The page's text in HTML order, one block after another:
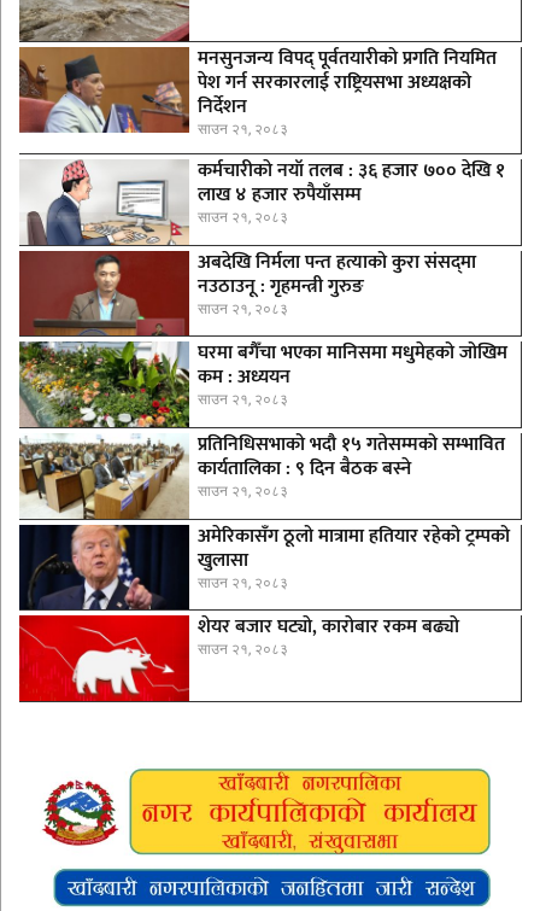
मनसुनजन्य विपद् पूर्वतयारीको प्रगति नियमित
पेश गर्न सरकारलाई राष्ट्रियसभा अध्यक्षको
निर्देशन
साउन २१, २०८३
कर्मचारीकाे नयाँ तलब : ३६ हजार ७०० देखि १
लाख ४ हजार रुपैयाँसम्म
साउन २१, २०८३
अबदेखि निर्मला पन्त हत्याको कुरा संसद्‍मा
नउठाउनू : गृहमन्त्री गुरुङ
साउन २१, २०८३
घरमा बगैँचा भएका मानिसमा मधुमेहको जोखिम
कम : अध्ययन
साउन २१, २०८३
प्रतिनिधिसभाको भदौ १५ गतेसम्मको सम्भावित
कार्यतालिका : ९ दिन बैठक बस्ने
साउन २१, २०८३
अमेरिकासँग ठूलो मात्रामा हतियार रहेको ट्रम्पको
खुलासा
साउन २१, २०८३
शेयर बजार घट्याे, काराेबार रकम बढ्याे
साउन २१, २०८३